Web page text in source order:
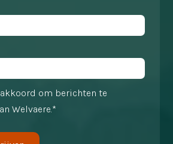
om berichten te
Welvaere.*